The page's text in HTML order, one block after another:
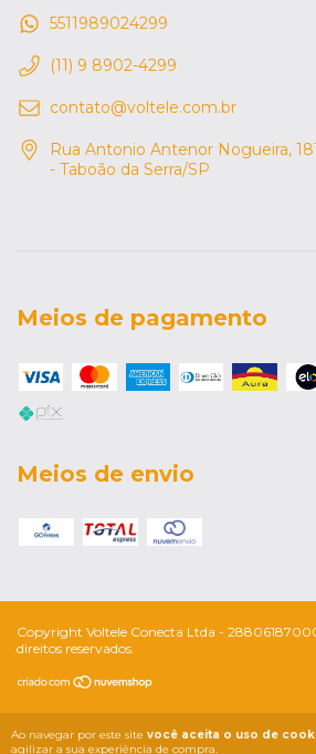
Ao navegar por este site você aceita o uso de
agilizar a sua experiência de compra.
5511989024299
(11) 9 8902-4299
contato@voltele.com.br
Rua Antonio Antenor Nogueira,
- Taboão da Serra/SP
Meios de pagamento
Meios de envio
Copyright Voltele Conecta Ltda -
direitos reservados.